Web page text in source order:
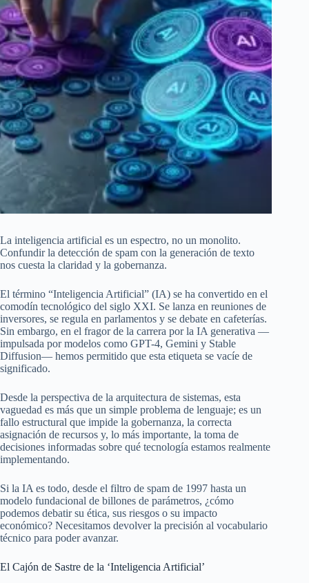
La inteligencia artificial es un espectro, no un monolito.
Confundir la detección de spam con la generación de texto
nos cuesta la claridad y la gobernanza.
El término “Inteligencia Artificial” (IA) se ha convertido en el
comodín tecnológico del siglo XXI. Se lanza en reuniones de
inversores, se regula en parlamentos y se debate en cafeterías.
Sin embargo, en el fragor de la carrera por la IA generativa —
impulsada por modelos como GPT-4, Gemini y Stable
Diffusion— hemos permitido que esta etiqueta se vacíe de
significado.
Desde la perspectiva de la arquitectura de sistemas, esta
vaguedad es más que un simple problema de lenguaje; es un
fallo estructural que impide la gobernanza, la correcta
asignación de recursos y, lo más importante, la toma de
decisiones informadas sobre qué tecnología estamos realmente
implementando.
Si la IA es todo, desde el filtro de spam de 1997 hasta un
modelo fundacional de billones de parámetros, ¿cómo
podemos debatir su ética, sus riesgos o su impacto
económico? Necesitamos devolver la precisión al vocabulario
técnico para poder avanzar.
El Cajón de Sastre de la ‘Inteligencia Artificial’